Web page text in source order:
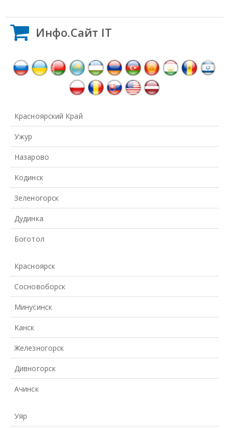
Инфо.Сайт IT
Красноярский Край
Ужур
Назарово
Кодинск
Зеленогорск
Дудинка
Боготол
Красноярск
Сосновоборск
Минусинск
Канск
Железногорск
Дивногорск
Ачинск
Уяр